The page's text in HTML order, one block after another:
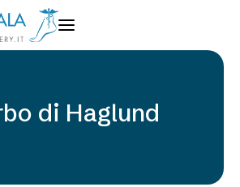
di Haglund